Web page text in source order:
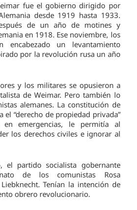
fue el gobierno dirigido por
desde 1919 hasta 1933.
de un año de motines y
en 1918. Ese noviembre, los
encabezado un levantamiento
por la revolución rusa un año
y los militares se opusieron a
de Weimar. Pero también lo
alemanes. La constitución de
el “derecho de propiedad privada”
emergencias, le permitía al
los derechos civiles e ignorar al
el partido socialista gobernante
de los comunistas Rosa
Tenían la intención de
obrero revolucionario.